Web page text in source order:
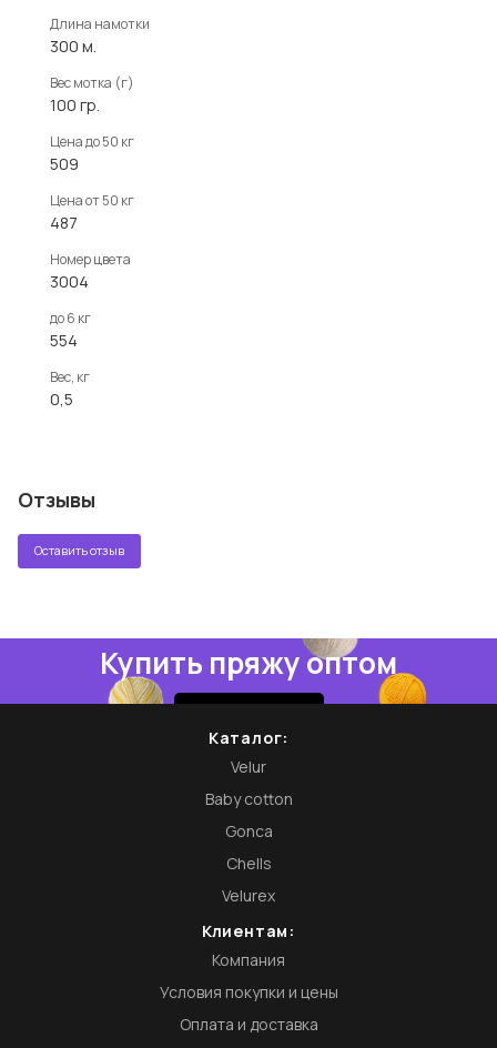
Длина намотки
300 м.
Вес мотка (г)
100 гр.
Цена до 50 кг
509
Цена от 50 кг
487
Номер цвета
3004
до 6 кг
554
Вес, кг
0,5
Отзывы
Оставить отзыв
Купить пряжу оптом
Каталог:
Velur
Baby cotton
Gonca
Chells
Velurex
Клиентам:
Компания
Условия покупки и цены
Оплата и доставка